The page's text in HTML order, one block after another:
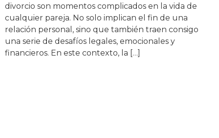
divorcio son momentos complicados en la vida de
cualquier pareja. No solo implican el fin de una
relación personal, sino que también traen consigo
una serie de desafíos legales, emocionales y
financieros. En este contexto, la […]